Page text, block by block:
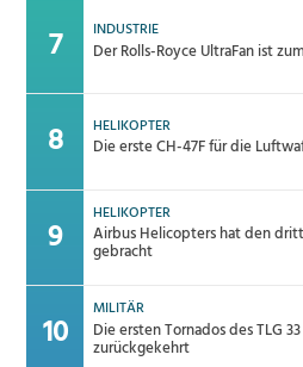
INDUSTRIE
Der Rolls-Royce UltraFan ist
HELIKOPTER
Die erste CH-47F für die
HELIKOPTER
Airbus Helicopters hat den
gebracht
MILITÄR
Die ersten Tornados des TLG
zurückgekehrt